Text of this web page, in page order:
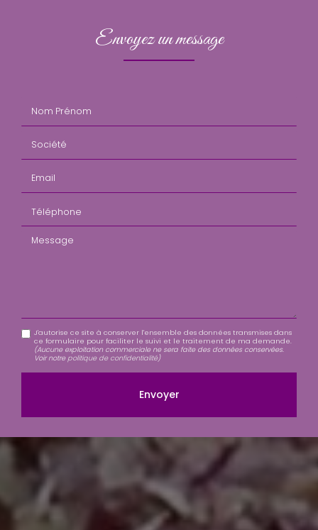
Envoyez un message
Message
J'autorise ce site à conserver l'ensemble des données transmises dans
ce formulaire pour faciliter le suivi et le traitement de ma demande.
(Aucune exploitation commerciale ne sera faite des données conservées.
Voir notre politique de confidentialité)